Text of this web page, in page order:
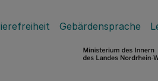
Gebärdensprache